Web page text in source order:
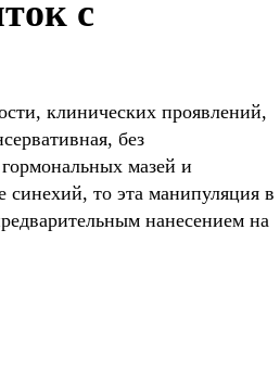
с
клинических проявлений,
без
мазей и
синехий, то эта манипуляция в
нанесением на